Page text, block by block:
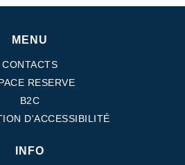
MENU
CONTACTS
RESERVE
B2C
D'ACCESSIBILITÉ
INFO